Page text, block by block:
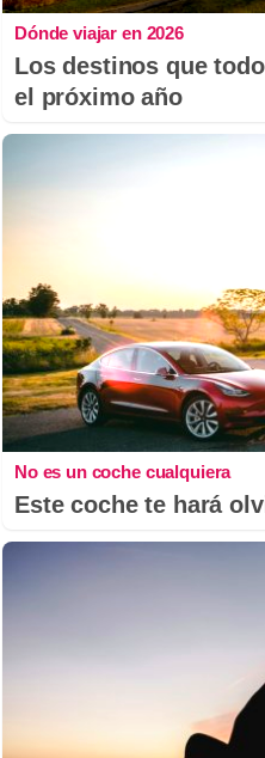
Dónde viajar en 2026
Los destinos que
el próximo año
No es un coche cualquiera
Este coche te hará